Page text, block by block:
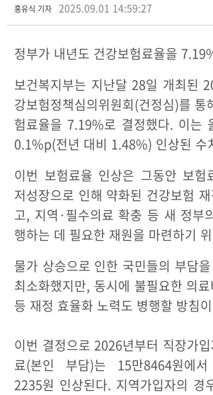
홍유식 기자 2025.09.01 14:59:27
정부가 내년도 건강보험료율을
보건복지부는 지난달 28일 개최된
강보험정책심의위원회(건정심)를
험료율을 7.19%로 결정했다. 이는
0.1%p(전년 대비 1.48%) 인상된 수
이번 보험료율 인상은 그동안 보험
저성장으로 인해 약화된 건강보험
고, 지역·필수의료 확충 등 새 정부
행하는 데 필요한 재원을 마련하기
물가 상승으로 인한 국민들의 부담
최소화했지만, 동시에 불필요한 의
등 재정 효율화 노력도 병행할 방침
이번 결정으로 2026년부터 직장가
료(본인 부담)는 15만8464원에
2235원 인상된다. 지역가입자의 경